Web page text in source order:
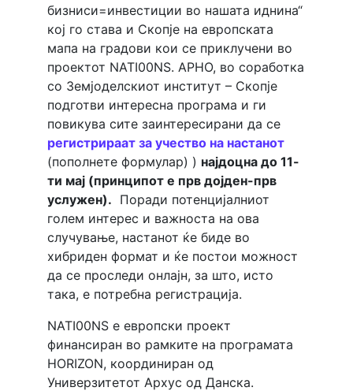
бизниси=инвестиции во нашата иднина“
кој го става и Скопје на европската
мапа на градови кои се приклучени во
проектот NATI00NS. АРНО, во соработка
со Земјоделскиот институт – Скопје
подготви интересна програма и ги
повикува сите заинтересирани да се
регистрираат за учество на настанот
(пополнете формулар) ) наjдоцна до 11-
ти мај (принципот е прв дојден-прв
услужен). Поради потенцијалниот
голем интерес и важноста на ова
случување, настанот ќе биде во
хибриден формат и ќе постои можност
да се проследи онлајн, за што, исто
така, е потребна регистрација.
NATI00NS е европски проект
финансиран во рамките на програмата
HORIZON, координиран од
Универзитетот Архус од Данска.